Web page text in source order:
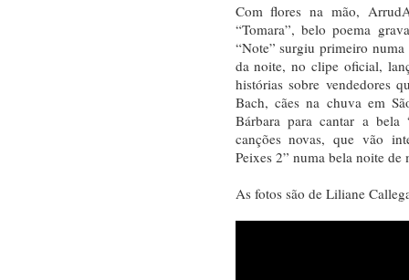
Com flores na mão,
“Tomara”, belo poema
“Note” surgiu primeiro
da noite, no clipe oficial,
histórias sobre vendedores
Bach, cães na chuva em
Bárbara para cantar a bela
canções novas, que vão
Peixes 2” numa bela noite de
As fotos são de Liliane